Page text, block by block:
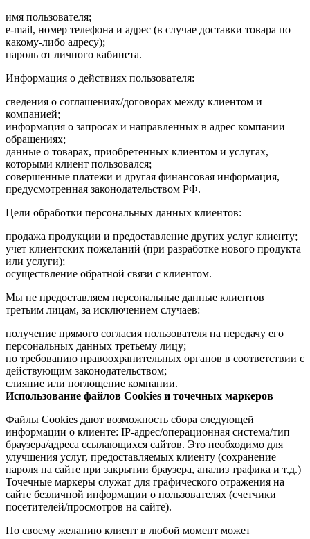
имя пользователя;
e-mail, номер телефона и адрес (в случае доставки товара по
какому-либо адресу);
пароль от личного кабинета.
Информация о действиях пользователя:
сведения о соглашениях/договорах между клиентом и
компанией;
информация о запросах и направленных в адрес компании
обращениях;
данные о товарах, приобретенных клиентом и услугах,
которыми клиент пользовался;
совершенные платежи и другая финансовая информация,
предусмотренная законодательством РФ.
Цели обработки персональных данных клиентов:
продажа продукции и предоставление других услуг клиенту;
учет клиентских пожеланий (при разработке нового продукта
или услуги);
осуществление обратной связи с клиентом.
Мы не предоставляем персональные данные клиентов
третьим лицам, за исключением случаев:
получение прямого согласия пользователя на передачу его
персональных данных третьему лицу;
по требованию правоохранительных органов в соответствии с
действующим законодательством;
слияние или поглощение компании.
Использование файлов Cookies и точечных маркеров
Файлы Cookies дают возможность сбора следующей
информации о клиенте: IP-адрес/операционная система/тип
браузера/адреса ссылающихся сайтов. Это необходимо для
улучшения услуг, предоставляемых клиенту (сохранение
пароля на сайте при закрытии браузера, анализ трафика и т.д.)
Точечные маркеры служат для графического отражения на
сайте безличной информации о пользователях (счетчики
посетителей/просмотров на сайте).
По своему желанию клиент в любой момент может